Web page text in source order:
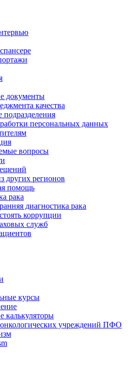
документы
качества
персональных данных
вопросы
других регионов
помощь
рака
диагностика рака
коррупции
служб
курсы
калькуляторы
учреждений ПФО